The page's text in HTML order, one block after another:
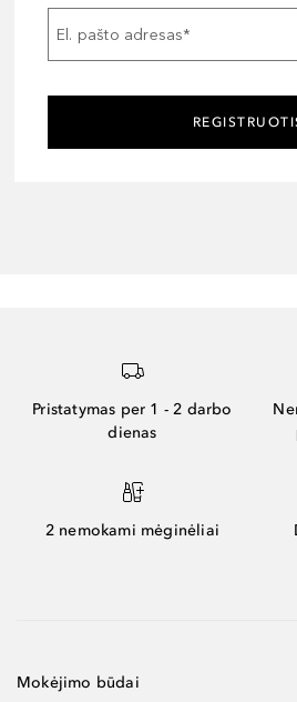
El. pašto adresas*
Pristatymas per 1 - 2 darbo
dienas
2 nemokami mėginėliai
Mokėjimo būdai